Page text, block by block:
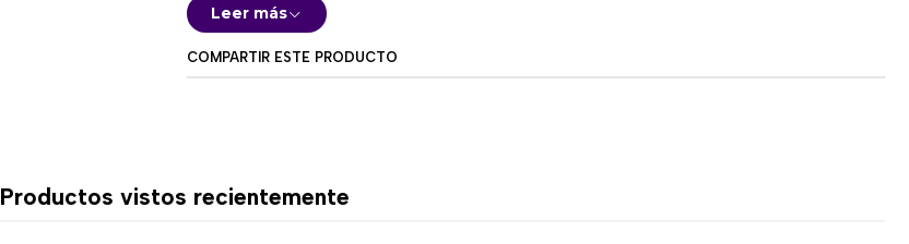
🎮 Características principales:
Niveles desafiantes con secretos y coleccionables
Leer más
COMPARTIR ESTE PRODUCTO
Productos vistos recientemente